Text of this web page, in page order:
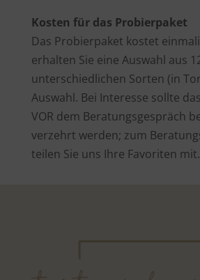
Kosten für das Probierpaket
Das Probierpaket kostet
erhalten Sie eine Auswahl aus
unterschiedlichen Sorten (in
Auswahl. Bei Interesse sollte
VOR dem Beratungsgespräch
verzehrt werden; zum
teilen Sie uns Ihre Favoriten mit.